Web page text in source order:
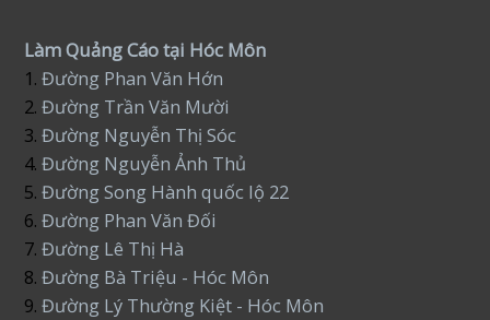
Làm Quảng Cáo tại Hóc Môn
1.Đường Phan Văn Hớn
2.Đường Trần Văn Mười
3.Đường Nguyễn Thị Sóc
4. Đường Nguyễn Ảnh Thủ
5.Đường Song Hành quốc lộ 22
6.Đường Phan Văn Đối
7. Đường Lê Thị Hà
8.Đường Bà Triệu - Hóc Môn
9.Đường Lý Thường Kiệt - Hóc Môn